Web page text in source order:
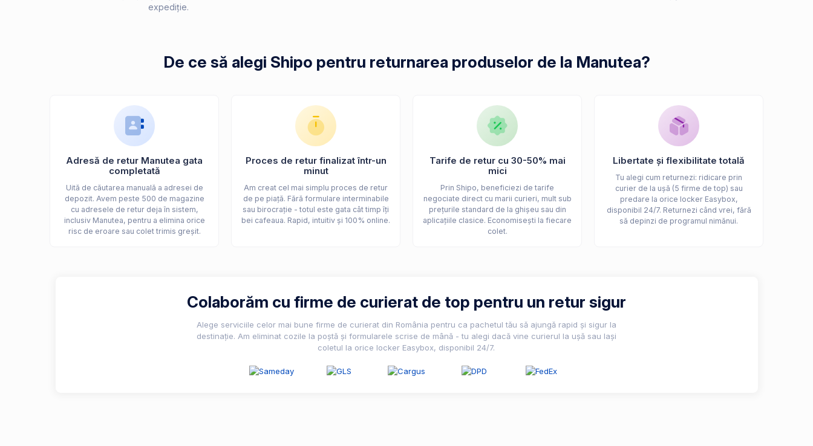
expediție.
De ce să alegi Shipo pentru returnarea produselor de la Manutea?
Adresă de retur Manutea gata
completată
Uită de căutarea manuală a adresei de
depozit. Avem peste 500 de magazine
cu adresele de retur deja în sistem,
inclusiv Manutea, pentru a elimina orice
risc de eroare sau colet trimis greșit.
Proces de retur finalizat într-un
minut
Am creat cel mai simplu proces de retur
de pe piață. Fără formulare interminabile
sau birocrație - totul este gata cât timp îți
bei cafeaua. Rapid, intuitiv și 100% online.
Tarife de retur cu 30-50% mai
mici
Prin Shipo, beneficiezi de tarife
negociate direct cu marii curieri, mult sub
prețurile standard de la ghișeu sau din
aplicațiile clasice. Economisești la fiecare
colet.
Libertate și flexibilitate totală
Tu alegi cum returnezi: ridicare prin
curier de la ușă (5 firme de top) sau
predare la orice locker Easybox,
disponibil 24/7. Returnezi când vrei, fără
să depinzi de programul nimănui.
Colaborăm cu firme de curierat de top pentru un retur sigur
Alege serviciile celor mai bune firme de curierat din România pentru ca pachetul tău să ajungă rapid și sigur la
destinație. Am eliminat cozile la poștă și formularele scrise de mână - tu alegi dacă vine curierul la ușă sau lași
coletul la orice locker Easybox, disponibil 24/7.